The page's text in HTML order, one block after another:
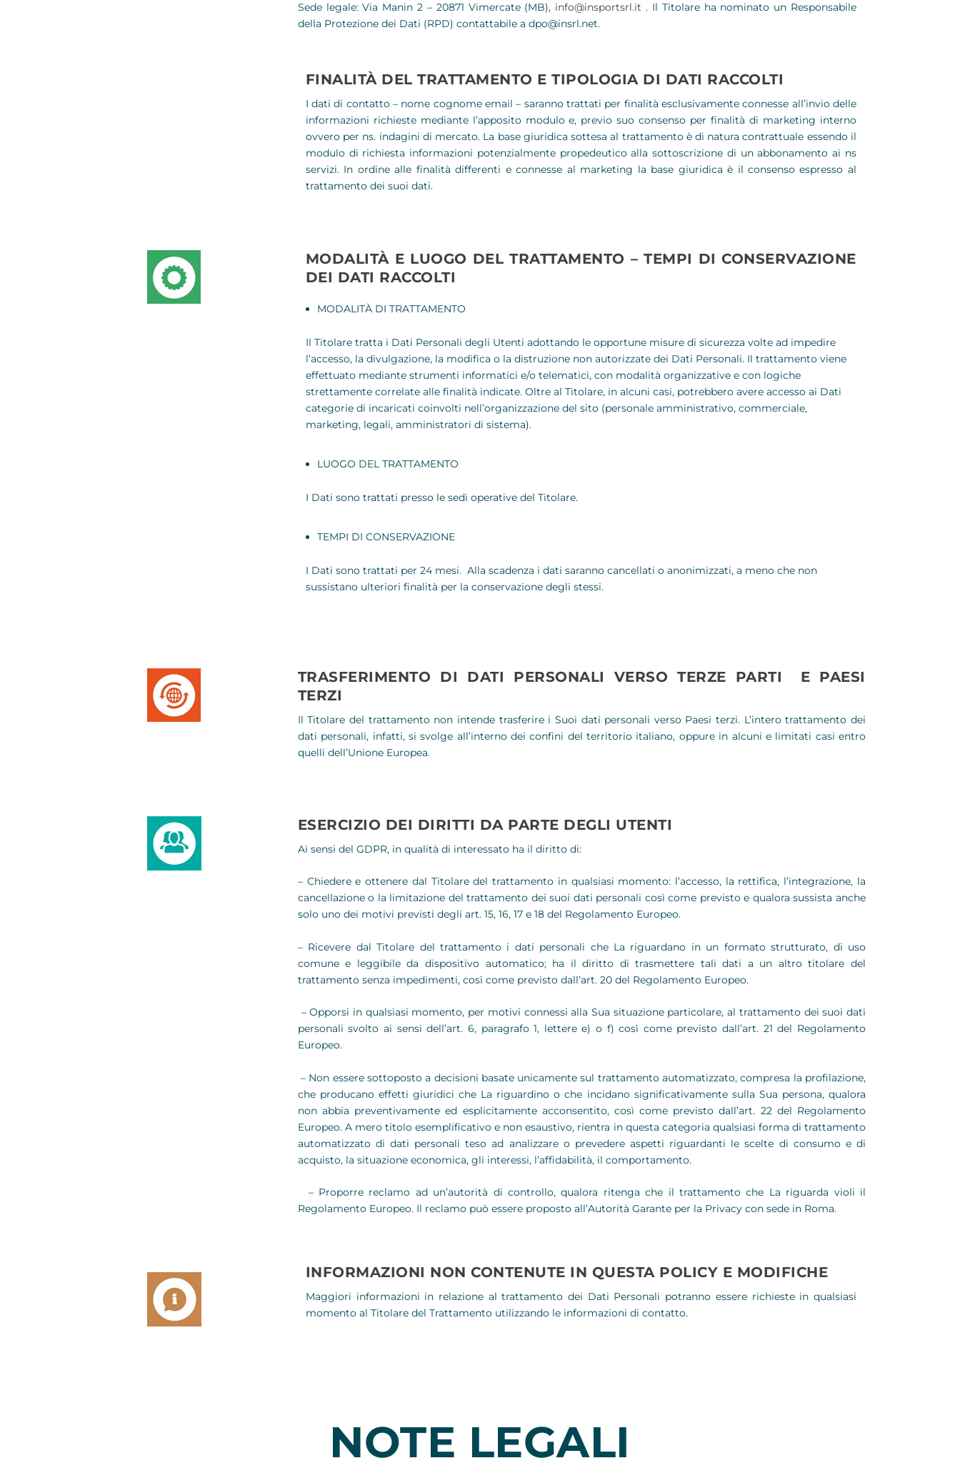
Sede legale: Via Manin 2 – 20871 Vimercate (MB), info@insportsrl.it . Il Titolare ha nominato un Responsabile
della Protezione dei Dati (RPD) contattabile a dpo@insrl.net.
FINALITÀ DEL TRATTAMENTO E TIPOLOGIA DI DATI RACCOLTI
I dati di contatto – nome cognome email – saranno trattati per finalità esclusivamente connesse all’invio delle
informazioni richieste mediante l’apposito modulo e, previo suo consenso per finalità di marketing interno
ovvero per ns. indagini di mercato. La base giuridica sottesa al trattamento è di natura contrattuale essendo il
modulo di richiesta informazioni potenzialmente propedeutico alla sottoscrizione di un abbonamento ai ns
servizi. In ordine alle finalità differenti e connesse al marketing la base giuridica è il consenso espresso al
trattamento dei suoi dati.
MODALITÀ E LUOGO DEL TRATTAMENTO – TEMPI DI CONSERVAZIONE
DEI DATI RACCOLTI
MODALITÀ DI TRATTAMENTO
Il Titolare tratta i Dati Personali degli Utenti adottando le opportune misure di sicurezza volte ad impedire
l’accesso, la divulgazione, la modifica o la distruzione non autorizzate dei Dati Personali. Il trattamento viene
effettuato mediante strumenti informatici e/o telematici, con modalità organizzative e con logiche
strettamente correlate alle finalità indicate. Oltre al Titolare, in alcuni casi, potrebbero avere accesso ai Dati
categorie di incaricati coinvolti nell’organizzazione del sito (personale amministrativo, commerciale,
marketing, legali, amministratori di sistema).
LUOGO DEL TRATTAMENTO
I Dati sono trattati presso le sedi operative del Titolare.
TEMPI DI CONSERVAZIONE
I Dati sono trattati per 24 mesi. Alla scadenza i dati saranno cancellati o anonimizzati, a meno che non
sussistano ulteriori finalità per la conservazione degli stessi.
TRASFERIMENTO DI DATI PERSONALI VERSO TERZE PARTI E PAESI
TERZI
Il Titolare del trattamento non intende trasferire i Suoi dati personali verso Paesi terzi. L’intero trattamento dei
dati personali, infatti, si svolge all’interno dei confini del territorio italiano, oppure in alcuni e limitati casi entro
quelli dell’Unione Europea.
ESERCIZIO DEI DIRITTI DA PARTE DEGLI UTENTI
Ai sensi del GDPR, in qualità di interessato ha il diritto di:
– Chiedere e ottenere dal Titolare del trattamento in qualsiasi momento: l’accesso, la rettifica, l’integrazione, la
cancellazione o la limitazione del trattamento dei suoi dati personali così come previsto e qualora sussista anche
solo uno dei motivi previsti degli art. 15, 16, 17 e 18 del Regolamento Europeo.
– Ricevere dal Titolare del trattamento i dati personali che La riguardano in un formato strutturato, di uso
comune e leggibile da dispositivo automatico; ha il diritto di trasmettere tali dati a un altro titolare del
trattamento senza impedimenti, così come previsto dall’art. 20 del Regolamento Europeo.
– Opporsi in qualsiasi momento, per motivi connessi alla Sua situazione particolare, al trattamento dei suoi dati
personali svolto ai sensi dell’art. 6, paragrafo 1, lettere e) o f) così come previsto dall’art. 21 del Regolamento
Europeo.
– Non essere sottoposto a decisioni basate unicamente sul trattamento automatizzato, compresa la profilazione,
che producano effetti giuridici che La riguardino o che incidano significativamente sulla Sua persona, qualora
non abbia preventivamente ed esplicitamente acconsentito, così come previsto dall’art. 22 del Regolamento
Europeo. A mero titolo esemplificativo e non esaustivo, rientra in questa categoria qualsiasi forma di trattamento
automatizzato di dati personali teso ad analizzare o prevedere aspetti riguardanti le scelte di consumo e di
acquisto, la situazione economica, gli interessi, l’affidabilità, il comportamento.
– Proporre reclamo ad un’autorità di controllo, qualora ritenga che il trattamento che La riguarda violi il
Regolamento Europeo. Il reclamo può essere proposto all’Autorità Garante per la Privacy con sede in Roma.
INFORMAZIONI NON CONTENUTE IN QUESTA POLICY E MODIFICHE
Maggiori informazioni in relazione al trattamento dei Dati Personali potranno essere richieste in qualsiasi
momento al Titolare del Trattamento utilizzando le informazioni di contatto.
NOTE LEGALI